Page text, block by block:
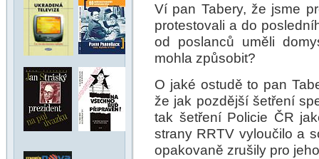
Ví pan Tabery, že jsme
protestovali a do
od poslanců uměli
mohla způsobit?
O jaké ostudě to pan
že jak pozdější šetření
tak šetření Policie ČR
strany RRTV vyloučilo a
opakovaně zrušily pro